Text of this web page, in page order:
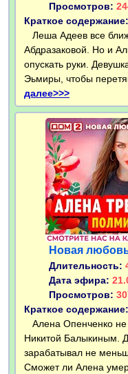
Просмотров:
Краткое содержание:
Леша Адеев все
Абдразаковой. Но и
опускать руки.
Эьмиры, чтобы
далее>>>
Новая
Длительность:
Дата эфира:
Просмотров:
Краткое содержание:
Алена Опенченко
Никитой Балыкиным.
зарабатывал не
Сможет ли Алена